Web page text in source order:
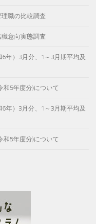
職の比較調査
意向実態調査
年）3月分、1～3月期平均及
和5年度分)について
年）3月分、1～3月期平均及
和5年度分)について